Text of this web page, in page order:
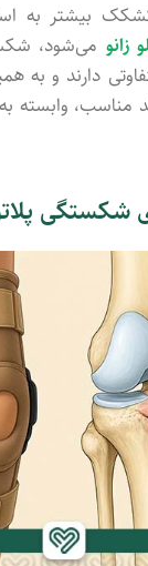
بیشتر به
زانو می‌شود،
دارند و به
مناسب،
شکستگی